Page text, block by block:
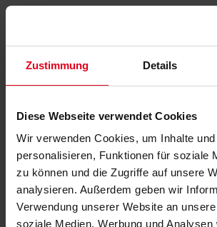
Zustimmung Details
Diese Webseite verwendet Cookies
Wir verwenden Cookies, um Inhalte
personalisieren, Funktionen für soziale
zu können und die Zugriffe auf unsere
analysieren. Außerdem geben wir
Verwendung unserer Website an
soziale Medien, Werbung und Analysen